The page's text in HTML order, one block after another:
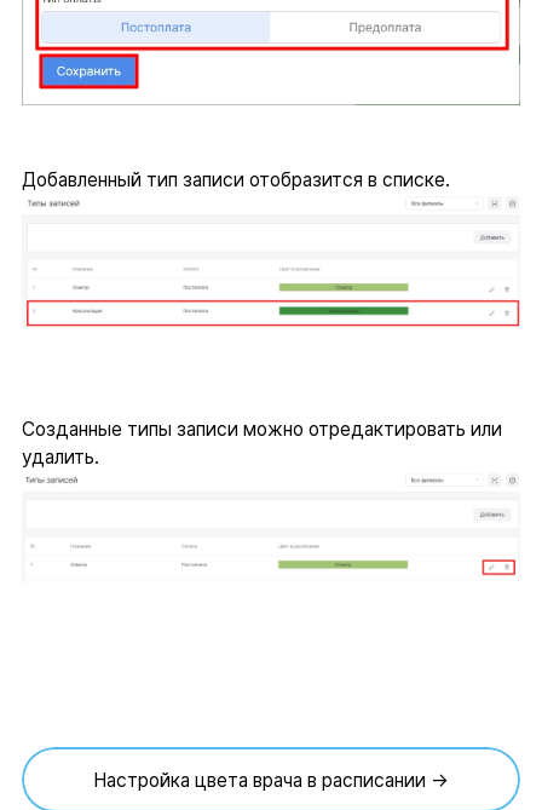
Добавленный тип записи отобразится в списке.
Созданные типы записи можно отредактировать или
удалить.
Настройка цвета врача в расписании →